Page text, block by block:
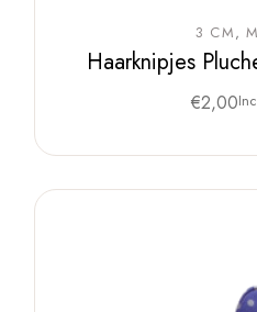
3 CM
Haarknipjes
€2,00